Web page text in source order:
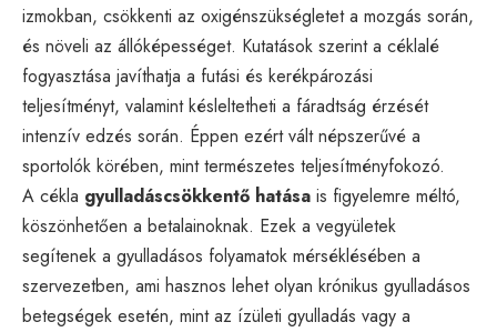
izmokban, csökkenti az oxigénszükségletet a mozgás során,
és növeli az állóképességet. Kutatások szerint a céklalé
fogyasztása javíthatja a futási és kerékpározási
teljesítményt, valamint késleltetheti a fáradtság érzését
intenzív edzés során. Éppen ezért vált népszerűvé a
sportolók körében, mint természetes teljesítményfokozó.
A cékla gyulladáscsökkentő hatása is figyelemre méltó,
köszönhetően a betalainoknak. Ezek a vegyületek
segítenek a gyulladásos folyamatok mérséklésében a
szervezetben, ami hasznos lehet olyan krónikus gyulladásos
betegségek esetén, mint az ízületi gyulladás vagy a